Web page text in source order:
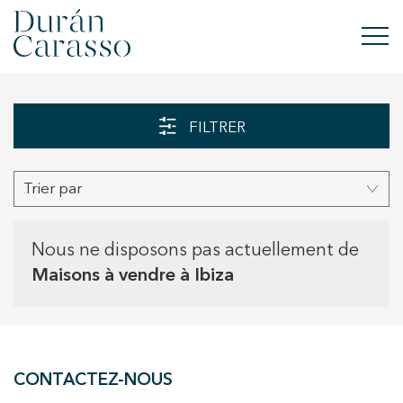
VENDRE
NOUVELLE CONSTRUCTION
CONTACT
FILTRER
Trier par
Nous ne disposons pas actuellement de
Maisons à vendre à Ibiza
CONTACTEZ-NOUS